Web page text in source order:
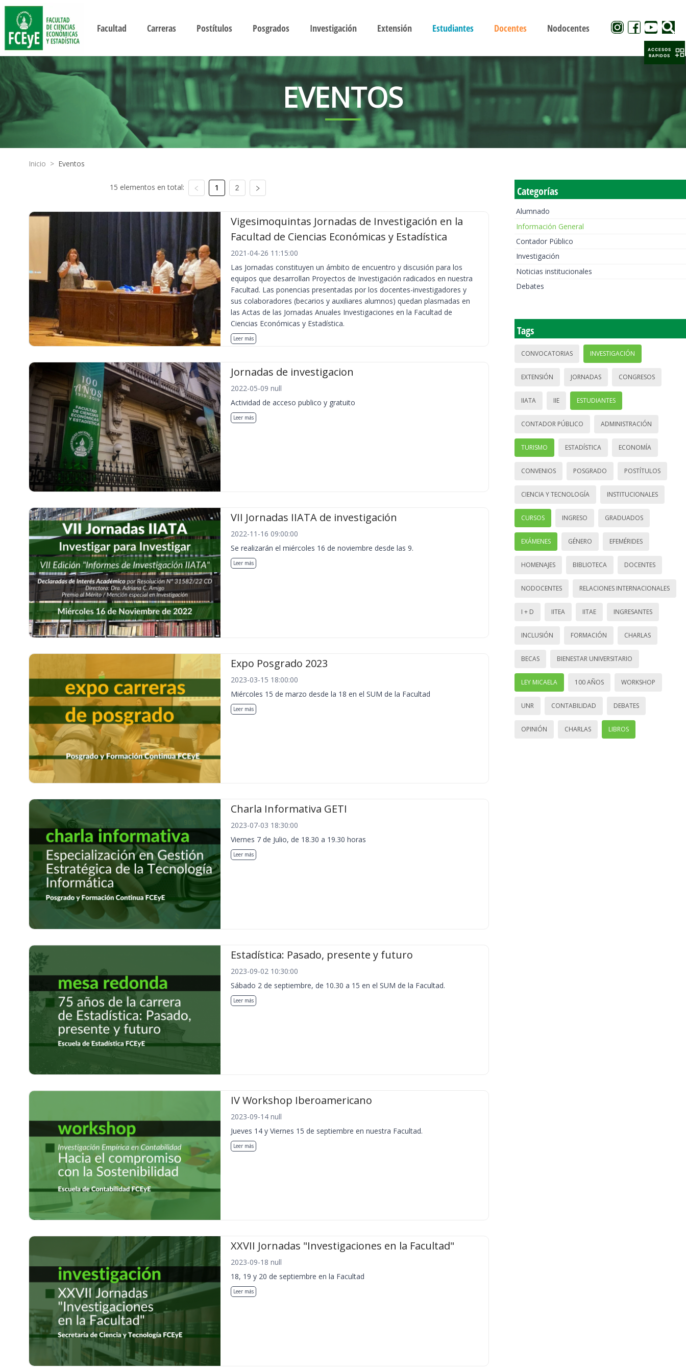
Facultad Carreras Postítulos Posgrados Investigación Extensión Estudiantes Docentes Nodocentes
EVENTOS
Inicio > Eventos
15 elementos en total: 1 2
Vigesimoquintas Jornadas de Investigación en la
Facultad de Ciencias Económicas y Estadística
2021-04-26 11:15:00
Las Jornadas constituyen un ámbito de encuentro y discusión para los
equipos que desarrollan Proyectos de Investigación radicados en nuestra
Facultad. Las ponencias presentadas por los docentes-investigadores y
sus colaboradores (becarios y auxiliares alumnos) quedan plasmadas en
las Actas de las Jornadas Anuales Investigaciones en la Facultad de
Ciencias Económicas y Estadística.
Leer más
Jornadas de investigacion
2022-05-09 null
Actividad de acceso publico y gratuito
Leer más
VII Jornadas IIATA de investigación
2022-11-16 09:00:00
Se realizarán el miércoles 16 de noviembre desde las 9.
Leer más
Expo Posgrado 2023
2023-03-15 18:00:00
Miércoles 15 de marzo desde la 18 en el SUM de la Facultad
Leer más
Charla Informativa GETI
2023-07-03 18:30:00
Viernes 7 de Julio, de 18.30 a 19.30 horas
Leer más
Estadística: Pasado, presente y futuro
2023-09-02 10:30:00
Sábado 2 de septiembre, de 10.30 a 15 en el SUM de la Facultad.
Leer más
IV Workshop Iberoamericano
2023-09-14 null
Jueves 14 y Viernes 15 de septiembre en nuestra Facultad.
Leer más
XXVII Jornadas "Investigaciones en la Facultad"
2023-09-18 null
18, 19 y 20 de septiembre en la Facultad
Leer más
Categorías
Alumnado
Información General
Contador Público
Investigación
Noticias institucionales
Debates
Tags
CONVOCATORIAS INVESTIGACIÓN
EXTENSIÓN JORNADAS CONGRESOS
IIATA IIE ESTUDIANTES
CONTADOR PÚBLICO ADMINISTRACIÓN
TURISMO ESTADÍSTICA ECONOMÍA
CONVENIOS POSGRADO POSTÍTULOS
CIENCIA Y TECNOLOGÍA INSTITUCIONALES
CURSOS INGRESO GRADUADOS
EXÁMENES GÉNERO EFEMÉRIDES
HOMENAJES BIBLIOTECA DOCENTES
NODOCENTES RELACIONES INTERNACIONALES
I + D IITEA IITAE INGRESANTES
INCLUSIÓN FORMACIÓN CHARLAS
BECAS BIENESTAR UNIVERSITARIO
LEY MICAELA 100 AÑOS WORKSHOP
UNR CONTABILIDAD DEBATES
OPINIÓN CHARLAS LIBROS
ACCESOS
RAPIDOS